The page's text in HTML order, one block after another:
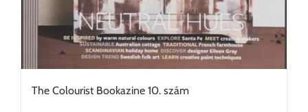
The Colourist Bookazine 10. szám